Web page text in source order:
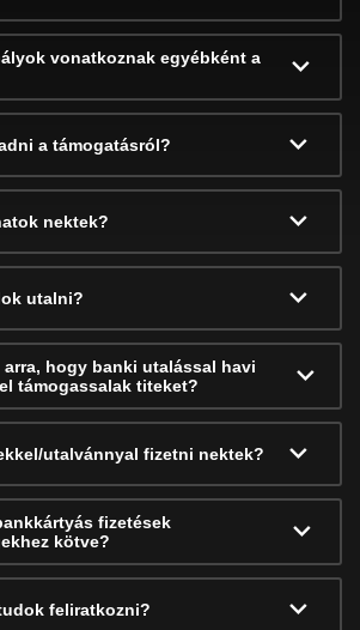
vonatkoznak egyébként a
a támogatásról?
nektek?
utalni?
arra, hogy banki utalással havi
támogassalak titeket?
utalvánnyal fizetni nektek?
fizetések
kötve?
feliratkozni?